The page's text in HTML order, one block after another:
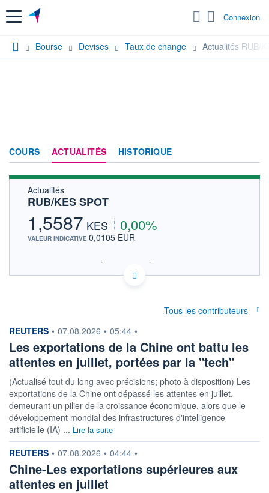
Menu Connexion
Bourse Devises Taux de change Actualités RUB/
COURS ACTUALITÉS HISTORIQUE
Actualités
RUB/KES SPOT
1,5587 KES 0,00%
VALEUR INDICATIVE 0,0105 EUR
SIX - FOREX 2 DONNÉES TEMPS RÉEL
Politique d'exécution
04h17
1,5582
1,5584
OUVERTURE
1,5585
CLÔTURE VEILLE
1,5585
+ HAUT
1,5588
+ BAS
COTATION SPÉCIFIQUE
0,6416 0,00%
Tous les contributeurs
information fournie par
REUTERS • 07.08.2026 • 05:44 •
Les exportations de la Chine ont battu les
attentes en juillet, portées par la "tech"
(Actualisé tout du long avec précisions; photo à disposition) Les
exportations de la Chine ont dépassé les attentes en juillet,
demeurant un pilier de la croissance économique, alors que le
développement mondial des infrastructures d'intelligence
artificielle (IA) ... Lire la suite
information fournie par
REUTERS • 07.08.2026 • 04:44 •
Chine-Les exportations supérieures aux
attentes en juillet